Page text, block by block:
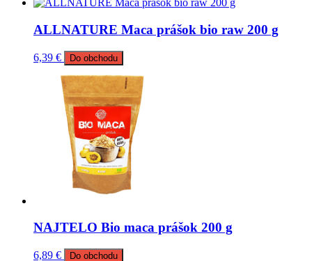
ALLNATURE Maca prášok bio raw 200 g
6,39 € Do obchodu
NAJTELO Bio maca prášok 200 g
6,89 € Do obchodu